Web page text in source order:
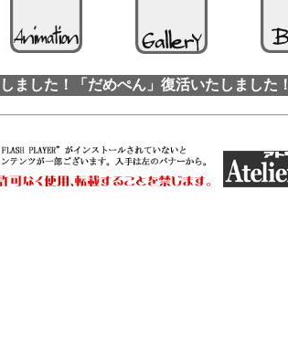
ました！「だめぺん」復活いたしました！